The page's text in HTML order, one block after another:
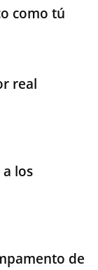
como tú
real
los
de